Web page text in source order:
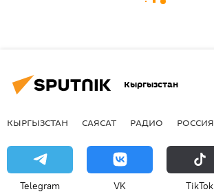
Кыргызстан
КЫРГЫЗСТАН САЯСАТ РАДИО РОССИЯ
Telegram VK ТikТоk